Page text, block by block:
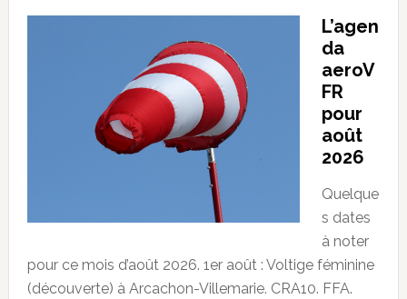
L’agen
da
aeroV
FR
pour
août
2026
Quelque
s dates
à noter
pour ce mois d’août 2026. 1er août : Voltige féminine
(découverte) à Arcachon-Villemarie. CRA10. FFA.